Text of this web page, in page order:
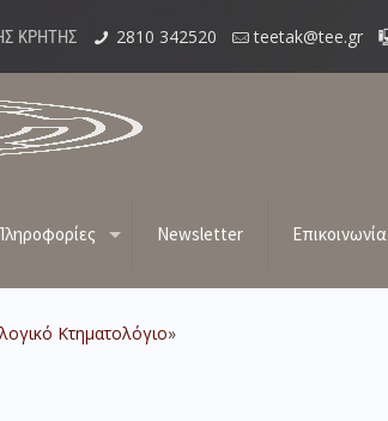
ΚΡΗΤΗΣ 2810 342520 teetak@tee.gr
Newsletter Επικοινωνία
Κτηματολόγιο
Κτηματολόγιο»